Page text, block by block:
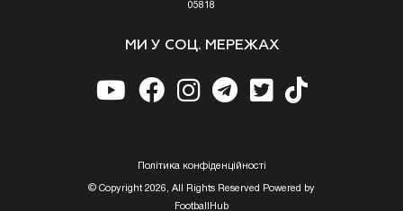
05818
МИ У СОЦ. МЕРЕЖАХ
Полiтика конфiденцiйностi
© Copyright 2026, All Rights Reserved Powered by
FootballHub